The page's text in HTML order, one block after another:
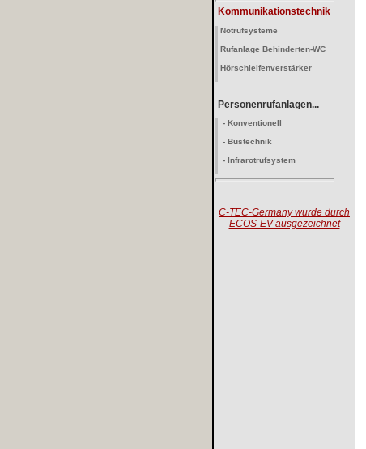
Kommunikationstechnik
Notrufsysteme
Rufanlage Behinderten-WC
Hörschleifenverstärker
Personenrufanlagen...
- Konventionell
- Bustechnik
- Infrarotrufsystem
C-TEC-Germany wurde durch
ECOS-EV ausgezeichnet